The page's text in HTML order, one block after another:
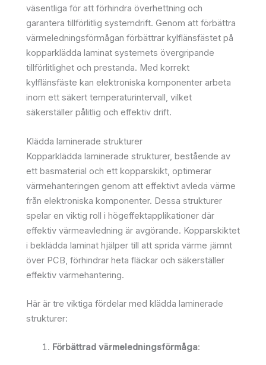
väsentliga för att förhindra överhettning och
garantera tillförlitlig systemdrift. Genom att förbättra
värmeledningsförmågan förbättrar kylflänsfästet på
kopparklädda laminat systemets övergripande
tillförlitlighet och prestanda. Med korrekt
kylflänsfäste kan elektroniska komponenter arbeta
inom ett säkert temperaturintervall, vilket
säkerställer pålitlig och effektiv drift.
Klädda laminerade strukturer
Kopparklädda laminerade strukturer, bestående av
ett basmaterial och ett kopparskikt, optimerar
värmehanteringen genom att effektivt avleda värme
från elektroniska komponenter. Dessa strukturer
spelar en viktig roll i högeffektapplikationer där
effektiv värmeavledning är avgörande. Kopparskiktet
i beklädda laminat hjälper till att sprida värme jämnt
över PCB, förhindrar heta fläckar och säkerställer
effektiv värmehantering.
Här är tre viktiga fördelar med klädda laminerade
strukturer:
Förbättrad värmeledningsförmåga: